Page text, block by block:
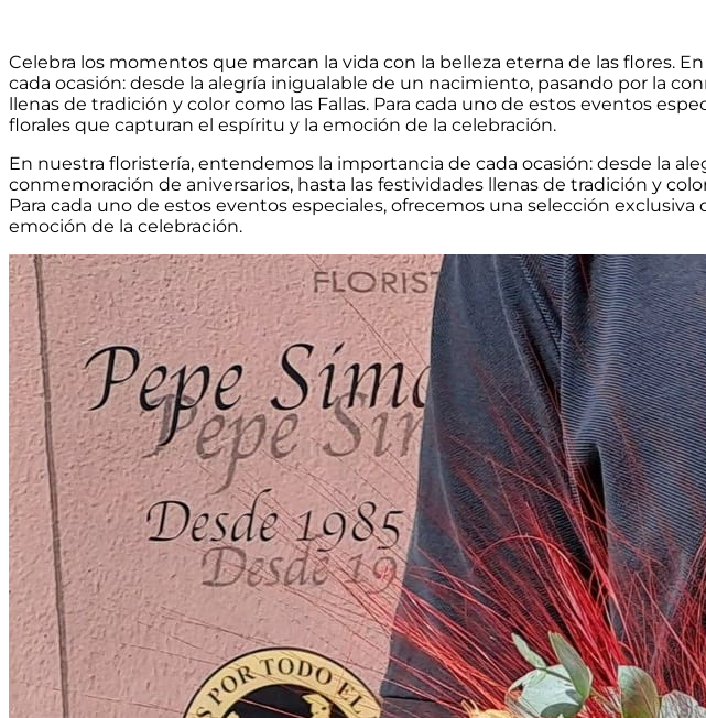
Celebra los momentos que marcan la vida con la belleza eterna de las flores.
cada ocasión: desde la alegría inigualable de un nacimiento, pasando por la
llenas de tradición y color como las Fallas. Para cada uno de estos eventos
florales que capturan el espíritu y la emoción de la celebración.
En nuestra floristería, entendemos la importancia de cada ocasión: desde la
conmemoración de aniversarios, hasta las festividades llenas de tradición y
Para cada uno de estos eventos especiales, ofrecemos una selección
emoción de la celebración.